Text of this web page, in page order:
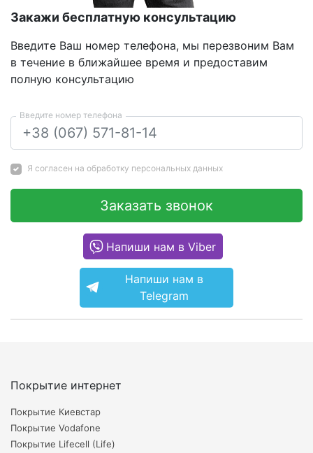
Закажи бесплатную консультацию
Введите Ваш номер телефона, мы перезвоним Вам
в течение в ближайшее время и предоставим
полную консультацию
Введите номер телефона
Я согласен на обработку персональных данных
Заказать звонок
Напиши нам в Viber
Напиши нам в
Telegram
Покрытие интернет
Покрытие Киевстар
Покрытие Vodafone
Покрытие Lifecell (Life)